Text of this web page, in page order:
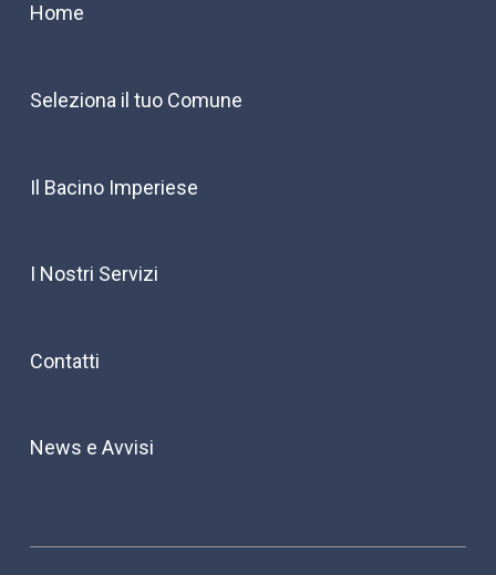
Home
Seleziona il tuo Comune
Il Bacino Imperiese
I Nostri Servizi
Contatti
News e Avvisi